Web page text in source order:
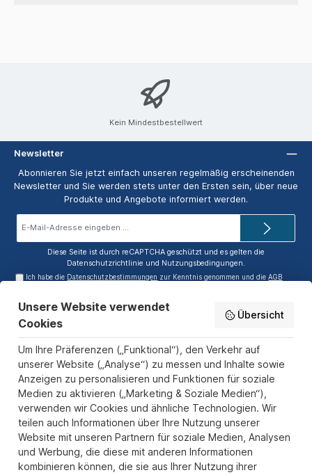
Kein Mindestbestellwert
Newsletter
Abonnieren Sie jetzt einfach unseren regelmäßig erscheinenden
Newsletter und Sie werden stets unter den Ersten sein, über neue
Produkte und Angebote informiert werden.
Diese Seite ist durch reCAPTCHA geschützt und es gelten die
Datenschutzrichtlinie und Nutzungsbedingungen.
Ich habe die Datenschutzbestimmungen zur Kenntnis genommen und dieAGB
Service-Hotline
Informationen
Zahlungs- und Versandarten
Sicher Einkaufen
Über uns
Der Pokal & Vereinsbedarf Onlineshop PokalExpress in Marl ist
Ihr Spezialist für Pokale, Medaillen und Trophäen aus Glas und
Resin, mit einem Fokus auf Säulenpokalen. Unser herausragender
Kundenservice zeichnet sich durch Schnelligkeit und
Unsere Website verwendet
Cookies
Übersicht
Um Ihre Präferenzen („Funktional“), den Verkehr auf
unserer Website („Analyse“) zu messen und Inhalte sowie
Anzeigen zu personalisieren und Funktionen für soziale
Medien zu aktivieren („Marketing & Soziale Medien“),
verwenden wir Cookies und ähnliche Technologien. Wir
teilen auch Informationen über Ihre Nutzung unserer
Website mit unseren Partnern für soziale Medien, Analysen
und Werbung, die diese mit anderen Informationen
kombinieren können, die sie aus Ihrer Nutzung ihrer